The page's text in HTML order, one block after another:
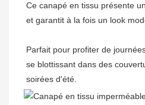
Ce canapé en tissu présente
Parfait pour profiter de
se blottissant dans des